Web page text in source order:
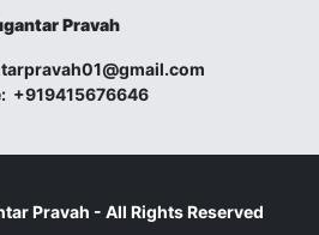
Pravah
+919415676646
Pravah - All Rights Reserved